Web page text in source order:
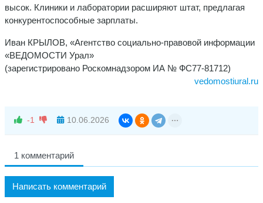
высок. Клиники и лаборатории расширяют штат, предлагая
конкурентоспособные зарплаты.
Иван КРЫЛОВ, «Агентство социально-правовой информации
«ВЕДОМОСТИ Урал»
(зарегистрировано Роскомнадзором ИА № ФС77-81712)
vedomostiural.ru
-1 10.06.2026
1 комментарий
Написать комментарий